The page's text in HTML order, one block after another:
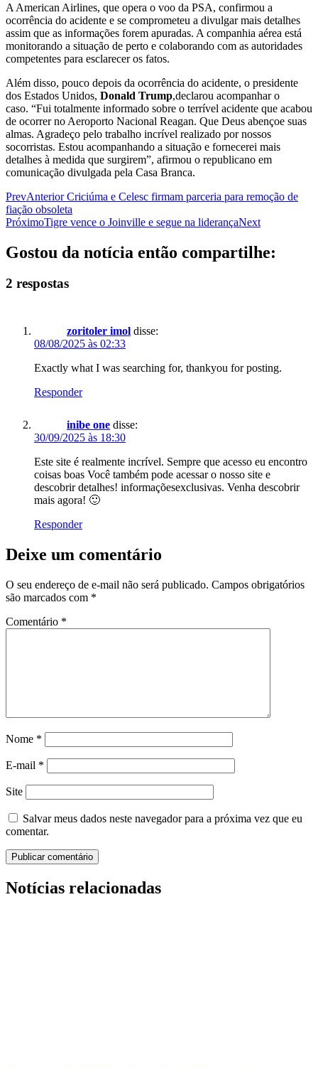
A American Airlines, que opera o voo da PSA, confirmou a
ocorrência do acidente e se comprometeu a divulgar mais detalhes
assim que as informações forem apuradas. A companhia aérea está
monitorando a situação de perto e colaborando com as autoridades
competentes para esclarecer os fatos.
Além disso, pouco depois da ocorrência do acidente, o presidente
dos Estados Unidos, Donald Trump,declarou acompanhar o
caso. “Fui totalmente informado sobre o terrível acidente que acabou
de ocorrer no Aeroporto Nacional Reagan. Que Deus abençoe suas
almas. Agradeço pelo trabalho incrível realizado por nossos
socorristas. Estou acompanhando a situação e fornecerei mais
detalhes à medida que surgirem”, afirmou o republicano em
comunicação divulgada pela Casa Branca.
PrevAnteriorCriciúma e Celesc firmam parceria para remoção de
fiação obsoleta
PróximoTigre vence o Joinville e segue na liderançaNext
Gostou da notícia então compartilhe:
2 respostas
zoritoler imol disse:
08/08/2025 às 02:33
Exactly what I was searching for, thankyou for posting.
Responder
inibe one disse:
30/09/2025 às 18:30
Este site é realmente incrível. Sempre que acesso eu encontro
coisas boas Você também pode acessar o nosso site e
descobrir detalhes! informaçõesexclusivas. Venha descobrir
mais agora! 🙂
Responder
Deixe um comentário
O seu endereço de e-mail não será publicado. Campos obrigatórios
são marcados com *
Comentário *
Nome *
E-mail *
Site
Salvar meus dados neste navegador para a próxima vez que eu
comentar.
Notícias relacionadas